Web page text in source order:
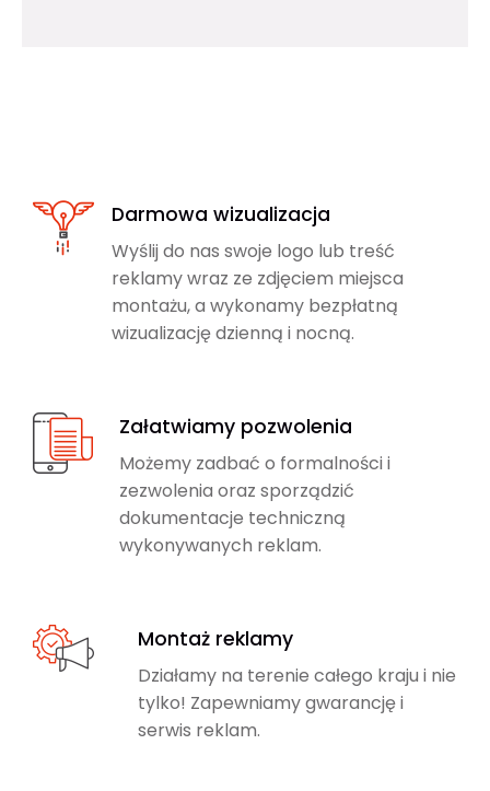
Darmowa wizualizacja
Wyślij do nas swoje logo lub treść
reklamy wraz ze zdjęciem miejsca
montażu, a wykonamy bezpłatną
wizualizację dzienną i nocną.
Załatwiamy pozwolenia
Możemy zadbać o formalności i
zezwolenia oraz sporządzić
dokumentacje techniczną
wykonywanych reklam.
Montaż reklamy
Działamy na terenie całego kraju i nie
tylko! Zapewniamy gwarancję i
serwis reklam.